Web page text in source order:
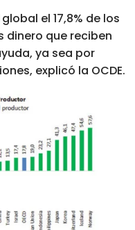
el 17,8% de los
dinero que reciben
ya sea por
explicó la OCDE.